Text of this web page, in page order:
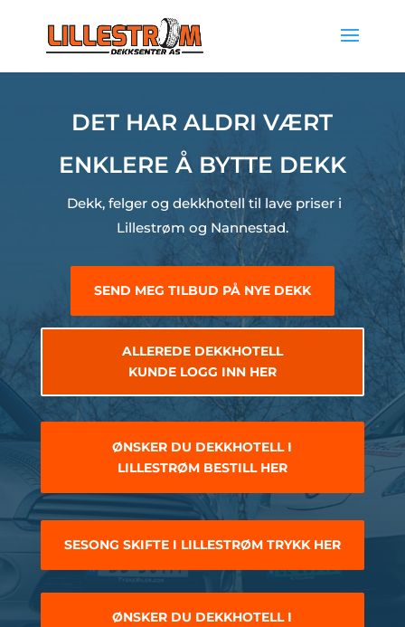
DET HAR ALDRI VÆRT
ENKLERE Å BYTTE DEKK
Dekk, felger og dekkhotell til lave priser i
Lillestrøm og Nannestad.
SEND MEG TILBUD PÅ NYE DEKK
ALLEREDE DEKKHOTELL
KUNDE LOGG INN HER
ØNSKER DU DEKKHOTELL I
LILLESTRØM BESTILL HER
SESONG SKIFTE I LILLESTRØM TRYKK HER
ØNSKER DU DEKKHOTELL I